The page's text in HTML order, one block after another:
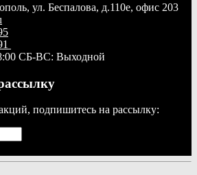
ул. Беспалова, д.110е, офис 203
СБ-ВС: Выходной
подпишитесь на рассылку: